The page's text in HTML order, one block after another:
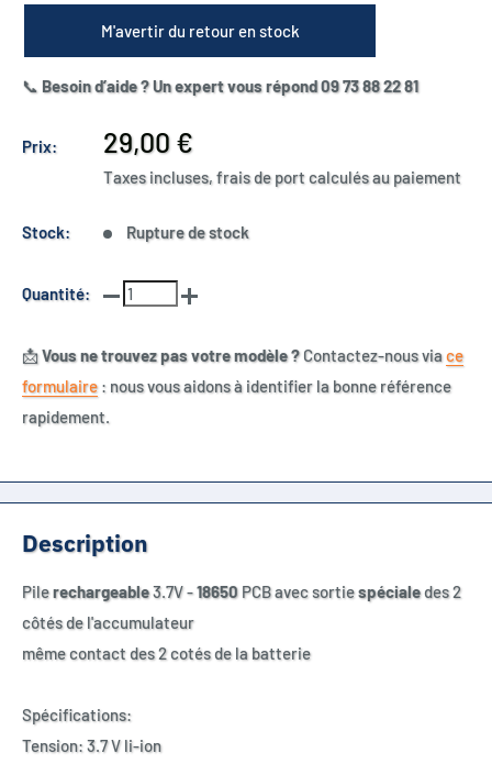
M'avertir du retour en stock
📞 Besoin d’aide ? Un expert vous répond 09 73 88 22 81
Prix:
Prix
réduit
29,00 €
Taxes incluses, frais de port calculés au paiement
Stock: Rupture de stock
Quantité:
📩Vous ne trouvez pas votre modèle ?Contactez-nous viace
formulaire : nous vous aidons à identifier la bonne référence
rapidement.
Description
Pilerechargeable3.7V -18650 PCB avec sortiespécialedes 2
côtés de l'accumulateur
même contact des 2 cotés de la batterie
Spécifications:
Tension: 3.7 V li-ion